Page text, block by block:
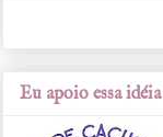
Eu apoio essa idéia